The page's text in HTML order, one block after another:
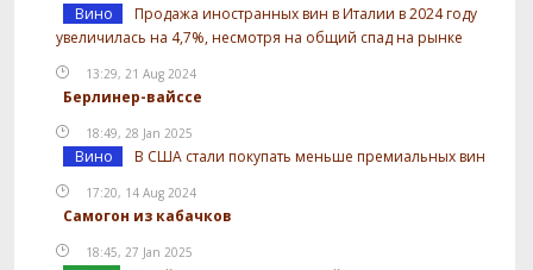
Вино
Продажа иностранных вин в Италии в 2024 году
увеличилась на 4,7%, несмотря на общий спад на рынке
13:29, 21 Aug 2024
Берлинер-вайссе
18:49, 28 Jan 2025
Вино В США стали покупать меньше премиальных вин
17:20, 14 Aug 2024
Самогон из кабачков
18:45, 27 Jan 2025